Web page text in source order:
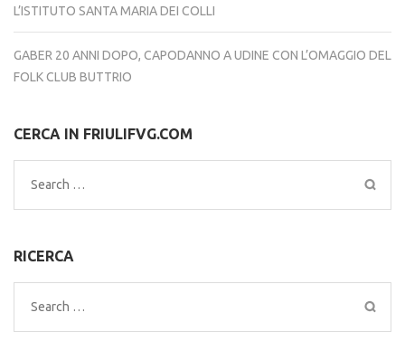
L’ISTITUTO SANTA MARIA DEI COLLI
GABER 20 ANNI DOPO, CAPODANNO A UDINE CON L’OMAGGIO DEL
FOLK CLUB BUTTRIO
CERCA IN FRIULIFVG.COM
Search
for:
RICERCA
Search
for: